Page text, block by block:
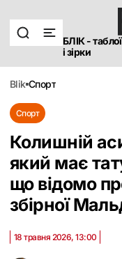
БЛІК -
і зірки
blik спорт
Спорт
Колишній
який має
що відомо
збірної
18 травня 2026, 13:00